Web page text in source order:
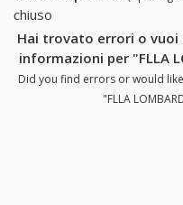
chiuso
Hai trovato errori o
informazioni per "FLLA
Did you find errors or would
"FLLA